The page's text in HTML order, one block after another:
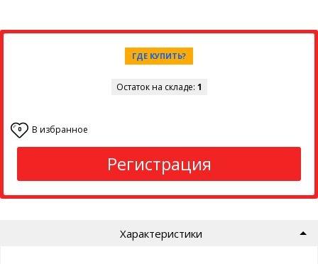
ГДЕ КУПИТЬ?
Остаток на складе: 1
0 В избранное
Регистрация
Характеристики